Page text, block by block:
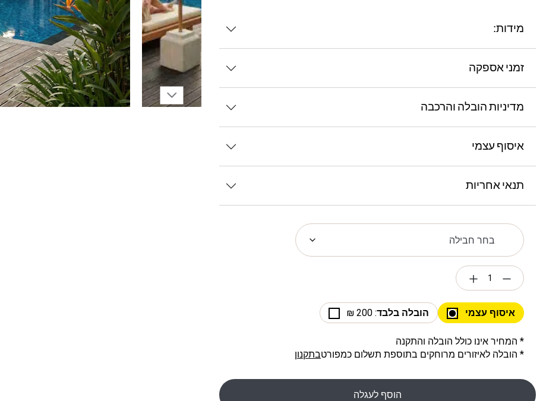
מידות:
זמני אספקה
מדיניות הובלה והרכבה
איסוף עצמי
תנאי אחריות
איסוף עצמי הובלה בלבד: 200 ₪
* המחיר אינו כולל הובלה והתקנה
* הובלה לאיזורים מרוחקים בתוספת תשלום כמפורטבתקנון
הוסף לעגלה